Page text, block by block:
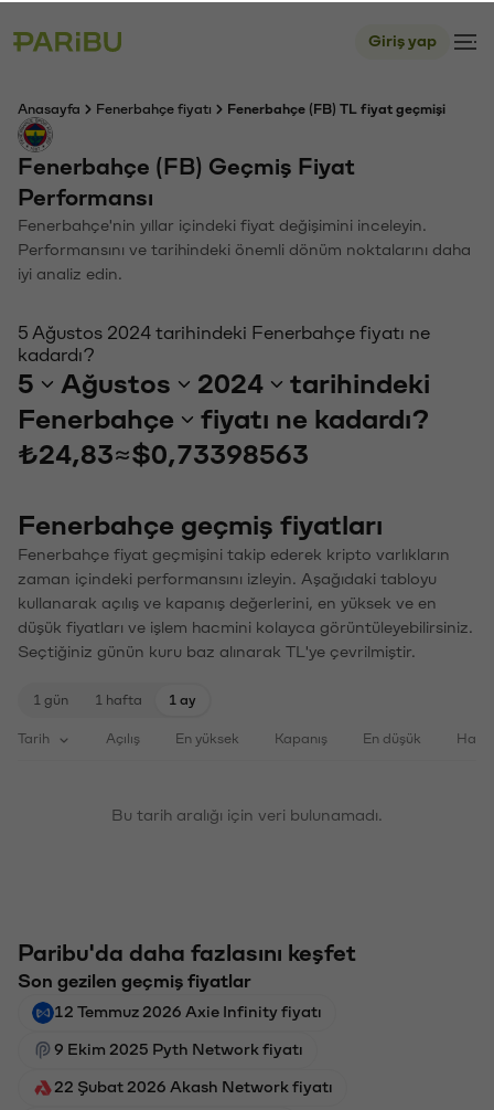
Giriş yap
Anasayfa Fenerbahçe fiyatı Fenerbahçe (FB) TL fiyat geçmişi
Fenerbahçe (FB) Geçmiş Fiyat
Performansı
Fenerbahçe'nin yıllar içindeki fiyat değişimini inceleyin.
Performansını ve tarihindeki önemli dönüm noktalarını daha
iyi analiz edin.
5 Ağustos 2024 tarihindeki Fenerbahçe fiyatı ne
kadardı?
5 Ağustos 2024
tarihindeki
Fenerbahçe
fiyatı ne kadardı?
₺24,83≈$0,73398563
Fenerbahçe geçmiş fiyatları
Fenerbahçe fiyat geçmişini takip ederek kripto varlıkların
zaman içindeki performansını izleyin. Aşağıdaki tabloyu
kullanarak açılış ve kapanış değerlerini, en yüksek ve en
düşük fiyatları ve işlem hacmini kolayca görüntüleyebilirsiniz.
Seçtiğiniz günün kuru baz alınarak TL'ye çevrilmiştir.
1 gün 1 hafta 1 ay
Tarih Açılış En yüksek Kapanış En düşük
Bu tarih aralığı için veri bulunamadı.
Paribu'da daha fazlasını keşfet
Son gezilen geçmiş fiyatlar
12 Temmuz 2026 Axie Infinity fiyatı
9 Ekim 2025 Pyth Network fiyatı
22 Şubat 2026 Akash Network fiyatı